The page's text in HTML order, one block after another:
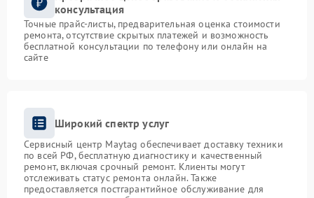
консультация
Точные прайс-листы, предварительная оценка стоимости
ремонта, отсутствие скрытых платежей и возможность
бесплатной консультации по телефону или онлайн на
сайте
Широкий спектр услуг
Сервисный центр Maytag обеспечивает доставку техники
по всей РФ, бесплатную диагностику и качественный
ремонт, включая срочный ремонт. Клиенты могут
отслеживать статус ремонта онлайн. Также
предоставляется постгарантийное обслуживание для